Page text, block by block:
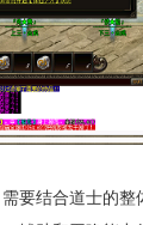
要结合道士的整